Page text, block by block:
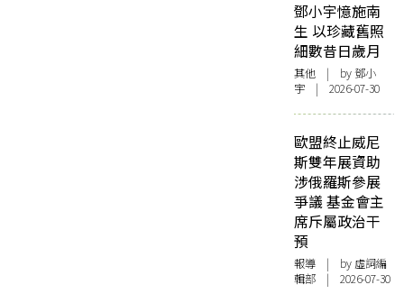
鄧小宇憶施南
生 以珍藏舊照
細數昔日歲月
其他 | by 鄧小
宇 | 2026-07-30
歐盟終止威尼
斯雙年展資助
涉俄羅斯參展
爭議 基金會主
席斥屬政治干
預
報導 | by 虛詞編
輯部 | 2026-07-30